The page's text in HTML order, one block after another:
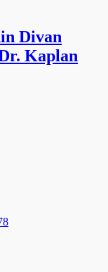
Divan
Kaplan